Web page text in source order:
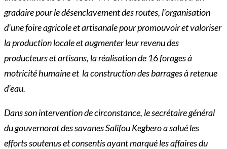
gradaire pour le désenclavement des routes, l’organisation
d’une foire agricole et artisanale pour promouvoir et valoriser
la production locale et augmenter leur revenu des
producteurs et artisans, la réalisation de 16 forages à
motricité humaine et la construction des barrages à retenue
d’eau.
Dans son intervention de circonstance, le secrétaire général
du gouvernorat des savanes Salifou Kegbero a salué les
efforts soutenus et consentis ayant marqué les affaires du